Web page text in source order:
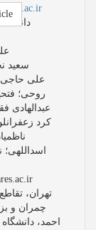
سعید
علی حاجی
روحی؛
عبدالهادی
کرد
تهران،
چمران و
احمد،